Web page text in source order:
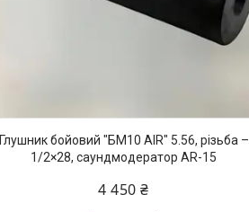
Глушник бойовий "БМ10 AIR" 5.56, різьба –
1/2×28, саундмодератор AR-15
4 450 ₴